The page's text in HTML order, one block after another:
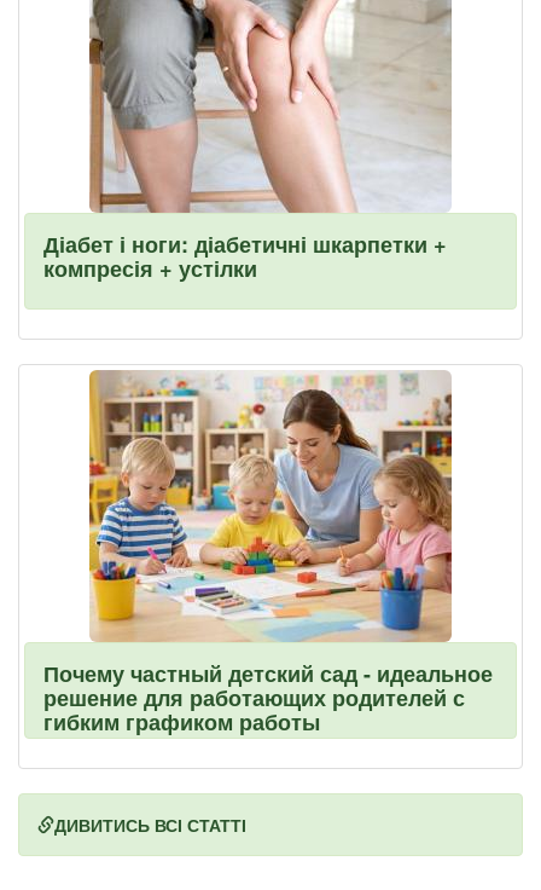
Діабет і ноги: діабетичні шкарпетки +
компресія + устілки
Почему частный детский сад - идеальное
решение для работающих родителей с
гибким графиком работы
ДИВИТИСЬ ВСІ СТАТТІ